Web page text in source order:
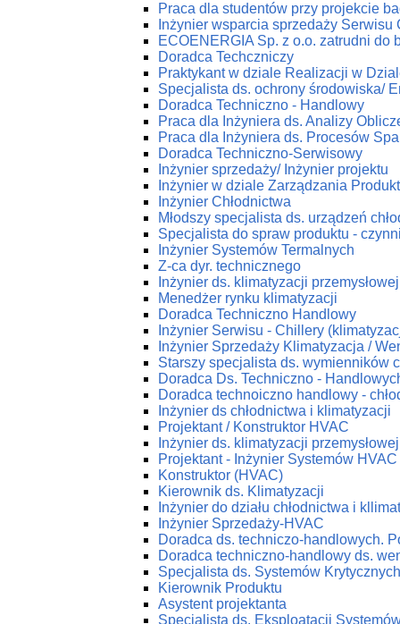
Praca dla studentów przy projekcie
Inżynier wsparcia sprzedaży Serwisu
ECOENERGIA Sp. z o.o. zatrudni do
Doradca Techczniczy
Praktykant w dziale Realizacji w
Specjalista ds. ochrony środowiska/
Doradca Techniczno - Handlowy
Praca dla Inżyniera ds. Analizy
Praca dla Inżyniera ds. Procesów
Doradca Techniczno-Serwisowy
Inżynier sprzedaży/ Inżynier projektu
Inżynier w dziale Zarządzania
Inżynier Chłodnictwa
Młodszy specjalista ds. urządzeń
Specjalista do spraw produktu -
Inżynier Systemów Termalnych
Z-ca dyr. technicznego
Inżynier ds. klimatyzacji przemysłowej
Menedżer rynku klimatyzacji
Doradca Techniczno Handlowy
Inżynier Serwisu - Chillery
Inżynier Sprzedaży Klimatyzacja /
Starszy specjalista ds. wymienników
Doradca Ds. Techniczno -
Doradca technoiczno handlowy -
Inżynier ds chłodnictwa i klimatyzacji
Projektant / Konstruktor HVAC
Inżynier ds. klimatyzacji przemysłowej
Projektant - Inżynier Systemów HVAC
Konstruktor (HVAC)
Kierownik ds. Klimatyzacji
Inżynier do działu chłodnictwa i
Inżynier Sprzedaży-HVAC
Doradca ds. techniczo-handlowych.
Doradca techniczno-handlowy ds.
Specjalista ds. Systemów Krytycznych
Kierownik Produktu
Asystent projektanta
Specjalista ds. Eksploatacji